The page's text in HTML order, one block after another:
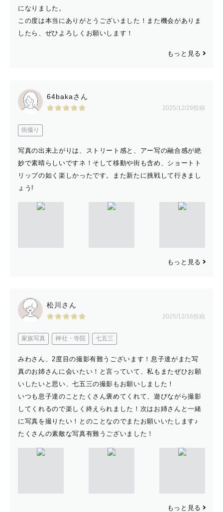
になりました。
この度は本当にありがとうございました！また機会がありま
したら、ぜひよろしくお願いします！
もっと見る
64bakaさん
2025/12/29投稿
街撮り
写真の出来上がりは、ストリート感と、アー写の融合感が絶
妙で素晴らしいですネ！そして移動や街も含め、ショートト
リップの如く楽しかったです。また新たに挑戦して行きまし
ょう!
もっと見る
松川さん
2025/12/16投稿
家族写真 神社・寺院 七五三
みわさん、2度目の撮影有難うございます！息子達がまた写
真のお姉さんに会いたい！と言っていて、私もまたぜひお願
いしたいと思い、七五三の撮影もお願いしました！
いつも息子達のことたくさん褒めてくれて、遊びながら撮影
してくれるので楽しく終えられました！次はお姉さんと一緒
に写真を撮りたい！とのことなのでまたお願いいたします♪
たくさんの素敵な写真有難うございました！
もっと見る